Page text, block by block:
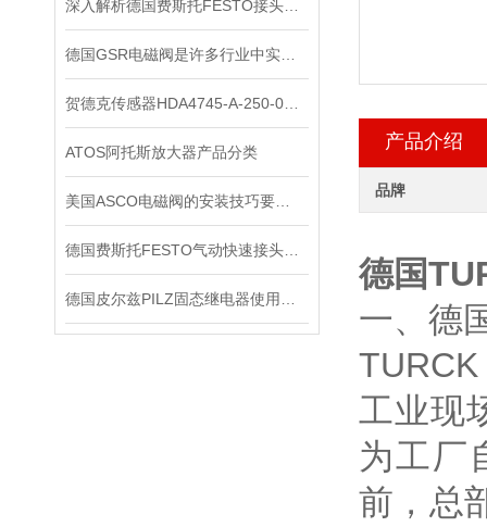
ATOS阿托斯放大器产品分类 产品介绍
品牌
德国
一、德
工业现
为工厂
前，总